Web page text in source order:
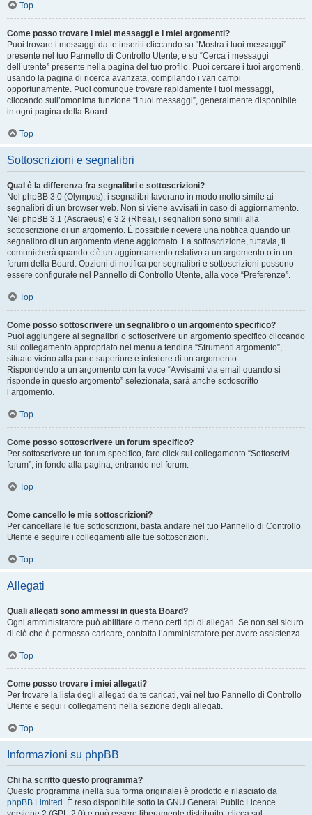
Top
Come posso trovare i miei messaggi e i miei argomenti?
Puoi trovare i messaggi da te inseriti cliccando su “Mostra i tuoi messaggi”
presente nel tuo Pannello di Controllo Utente, e su “Cerca i messaggi
dell’utente” presente nella pagina del tuo profilo. Puoi cercare i tuoi argomenti,
usando la pagina di ricerca avanzata, compilando i vari campi
opportunamente. Puoi comunque trovare rapidamente i tuoi messaggi,
cliccando sull’omonima funzione “I tuoi messaggi”, generalmente disponibile
in ogni pagina della Board.
Top
Sottoscrizioni e segnalibri
Qual è la differenza fra segnalibri e sottoscrizioni?
Nel phpBB 3.0 (Olympus), i segnalibri lavorano in modo molto simile ai
segnalibri di un browser web. Non si viene avvisati in caso di aggiornamento.
Nel phpBB 3.1 (Ascraeus) e 3.2 (Rhea), i segnalibri sono simili alla
sottoscrizione di un argomento. È possibile ricevere una notifica quando un
segnalibro di un argomento viene aggiornato. La sottoscrizione, tuttavia, ti
comunicherà quando c’è un aggiornamento relativo a un argomento o in un
forum della Board. Opzioni di notifica per segnalibri e sottoscrizioni possono
essere configurate nel Pannello di Controllo Utente, alla voce “Preferenze”.
Top
Come posso sottoscrivere un segnalibro o un argomento specifico?
Puoi aggiungere ai segnalibri o sottoscrivere un argomento specifico cliccando
sul collegamento appropriato nel menu a tendina “Strumenti argomento”,
situato vicino alla parte superiore e inferiore di un argomento.
Rispondendo a un argomento con la voce “Avvisami via email quando si
risponde in questo argomento” selezionata, sarà anche sottoscritto
l’argomento.
Top
Come posso sottoscrivere un forum specifico?
Per sottoscrivere un forum specifico, fare click sul collegamento “Sottoscrivi
forum”, in fondo alla pagina, entrando nel forum.
Top
Come cancello le mie sottoscrizioni?
Per cancellare le tue sottoscrizioni, basta andare nel tuo Pannello di Controllo
Utente e seguire i collegamenti alle tue sottoscrizioni.
Top
Allegati
Quali allegati sono ammessi in questa Board?
Ogni amministratore può abilitare o meno certi tipi di allegati. Se non sei sicuro
di ciò che è permesso caricare, contatta l’amministratore per avere assistenza.
Top
Come posso trovare i miei allegati?
Per trovare la lista degli allegati da te caricati, vai nel tuo Pannello di Controllo
Utente e segui i collegamenti nella sezione degli allegati.
Top
Informazioni su phpBB
Chi ha scritto questo programma?
Questo programma (nella sua forma originale) è prodotto e rilasciato da
phpBB Limited . È reso disponibile sotto la GNU General Public Licence